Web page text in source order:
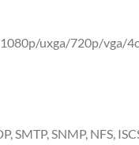
uxga/720p/vga/
SMTP, SNMP, NFS,